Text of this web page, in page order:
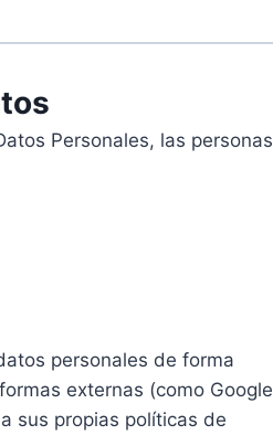
Personales, las personas
personales de forma
externas (como Google
sus propias políticas de